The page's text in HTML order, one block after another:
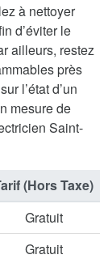
à nettoyer
d’éviter le
ailleurs, restez
près
l’état d’un
mesure de
Saint-
(Hors Taxe)
Gratuit
Gratuit